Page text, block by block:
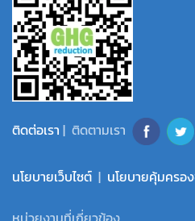
ติดต่อเรา | ติดตามเรา
นโยบายเว็บไซต์ | นโยบายคุ้มครอ